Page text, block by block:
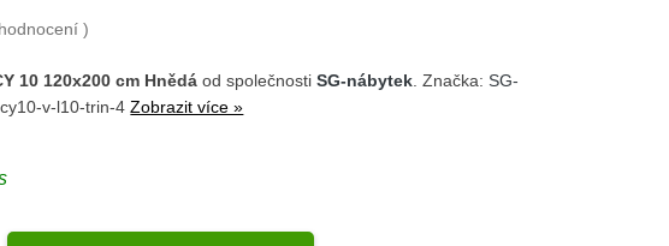
hodnocení)
10 120x200 cm Hnědá od společnostiSG-nábytek . Značka:SG-
v-l10-trin-4Zobrazit více »